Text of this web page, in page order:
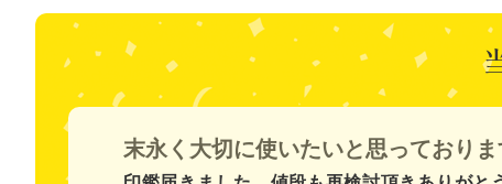
末永く大切に使いたいと思っており